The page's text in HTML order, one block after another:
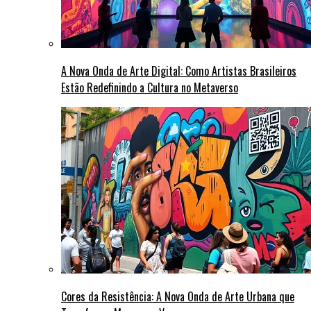
A Nova Onda de Arte Digital: Como Artistas Brasileiros
Estão Redefinindo a Cultura no Metaverso
Cores da Resistência: A Nova Onda de Arte Urbana que